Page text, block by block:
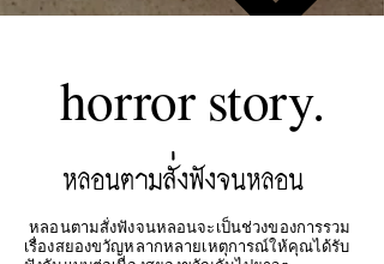
horror story.
หลอนตามสั่งฟังจนหลอน
หลอนตามสั่งฟังจนหลอนจะเป็นช่วงของการรวม
เรื่องสยองขวัญหลากหลายเหตุการณ์ให้คุณได้รับ